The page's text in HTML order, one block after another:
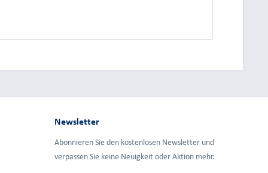
Newsletter
Abonnieren Sie den kostenlosen Newsletter und
verpassen Sie keine Neuigkeit oder Aktion mehr.